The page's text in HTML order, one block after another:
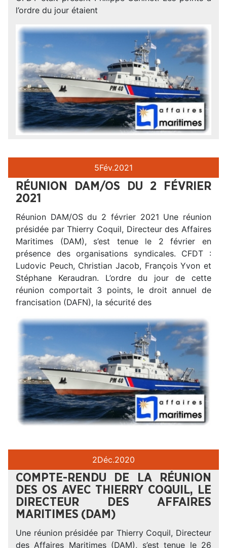
l’ordre du jour étaient
5Fév.2021
RÉUNION DAM/OS DU 2 FÉVRIER
2021
Réunion DAM/OS du 2 février 2021 Une réunion
présidée par Thierry Coquil, Directeur des Affaires
Maritimes (DAM), s’est tenue le 2 février en
présence des organisations syndicales. CFDT :
Ludovic Peuch, Christian Jacob, François Yvon et
Stéphane Keraudran. L’ordre du jour de cette
réunion comportait 3 points, le droit annuel de
francisation (DAFN), la sécurité des
2Déc.2020
COMPTE-RENDU DE LA RÉUNION
DES OS AVEC THIERRY COQUIL, LE
DIRECTEUR DES AFFAIRES
MARITIMES (DAM)
Une réunion présidée par Thierry Coquil, Directeur
des Affaires Maritimes (DAM), s’est tenue le 26